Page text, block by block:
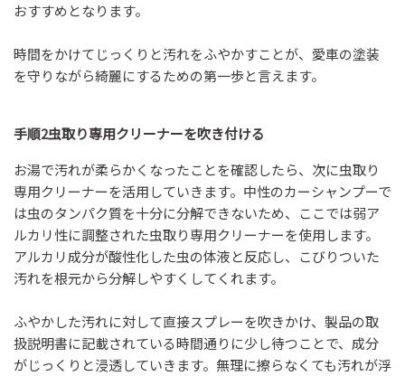
おすすめとなります。
時間をかけてじっくりと汚れをふやかすことが、愛車の塗装
を守りながら綺麗にするための第一歩と言えます。
手順2虫取り専用クリーナーを吹き付ける
お湯で汚れが柔らかくなったことを確認したら、次に虫取り
専用クリーナーを活用していきます。中性のカーシャンプーで
は虫のタンパク質を十分に分解できないため、ここでは弱ア
ルカリ性に調整された虫取り専用クリーナーを使用します。
アルカリ成分が酸性化した虫の体液と反応し、こびりついた
汚れを根元から分解しやすくしてくれます。
ふやかした汚れに対して直接スプレーを吹きかけ、製品の取
扱説明書に記載されている時間通りに少し待つことで、成分
がじっくりと浸透していきます。無理に擦らなくても汚れが浮